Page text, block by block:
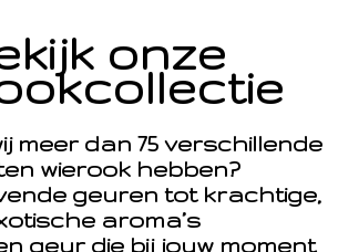
onze
meer dan 75 verschillende
wierook hebben?
geuren tot krachtige,
aroma’s
geur die bij jouw moment